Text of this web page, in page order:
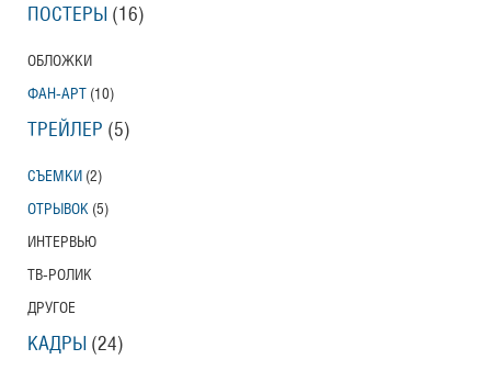
ПОСТЕРЫ (16)
ОБЛОЖКИ
ФАН-АРТ (10)
ТРЕЙЛЕР (5)
СЪЕМКИ (2)
ОТРЫВОК (5)
ИНТЕРВЬЮ
ТВ-РОЛИК
ДРУГОЕ
КАДРЫ (24)